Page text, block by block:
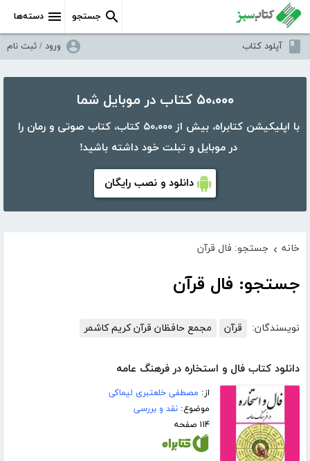
دسته‌ها جستجو
آپلود کتاب ورود / ثبت نام
۵۰،۰۰۰ کتاب در موبایل شما
با اپلیکیشن کتابراه، بیش از ۵۰،۰۰۰ کتاب، کتاب صوتی و رمان را
در موبایل و تبلت خود داشته باشید!
دانلود و نصب رایگان
خانه › جستجو: فال قرآن
جستجو: فال قرآن
نویسندگان: قرآن مجمع حافظان قرآن کریم کاشمر
دانلود کتاب فال و استخاره در فرهنگ عامه
از: مصطفی خلعتبری لیماکی
موضوع:نقد و بررسی
۱۱۴ صفحه